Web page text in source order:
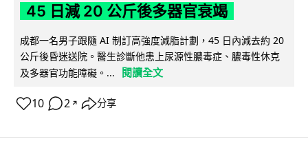
45 日減 20 公斤後多器官衰竭
成都一名男子跟隨 AI 制訂高強度減脂計劃，45 日內減去約 20
公斤後昏迷送院。醫生診斷他患上尿源性膿毒症、膿毒性休克
及多器官功能障礙。...
閱讀全文
10 2 ↗ 分享